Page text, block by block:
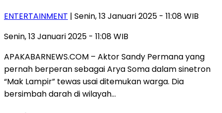
ENTERTAINMENT | Senin, 13 Januari 2025 - 11:08 WIB
Senin, 13 Januari 2025 - 11:08 WIB
APAKABARNEWS.COM – Aktor Sandy Permana yang
pernah berperan sebagai Arya Soma dalam sinetron
“Mak Lampir” tewas usai ditemukan warga. Dia
bersimbah darah di wilayah…